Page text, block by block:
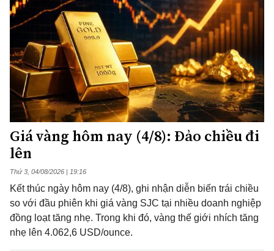
Giá vàng hôm nay (4/8): Đảo chiều đi
lên
Thứ 3, 04/08/2026 | 19:16
Kết thúc ngày hôm nay (4/8), ghi nhận diễn biến trái chiều
so với đầu phiên khi giá vàng SJC tại nhiều doanh nghiệp
đồng loạt tăng nhẹ. Trong khi đó, vàng thế giới nhích tăng
nhẹ lên 4.062,6 USD/ounce.